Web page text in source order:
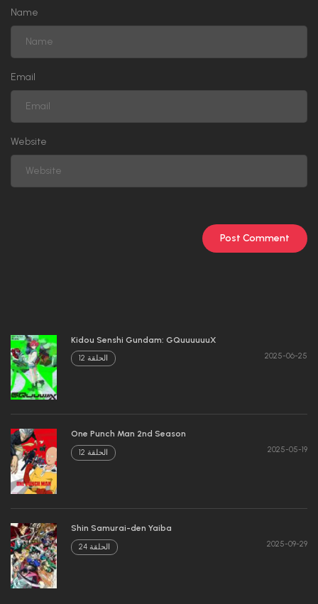
Name
Email
Website
Kidou Senshi Gundam: GQuuuuuuX
الحلقة 12 2025-06-25
One Punch Man 2nd Season
الحلقة 12 2025-05-19
Shin Samurai-den Yaiba
الحلقة 24 2025-09-29